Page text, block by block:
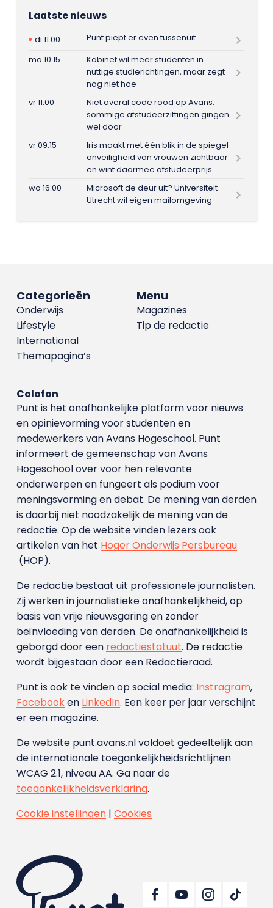
Laatste nieuws
di 11:00
Punt piept er even tussenuit
ma 10:15
Kabinet wil meer studenten in
nuttige studierichtingen, maar zegt
nog niet hoe
vr 11:00
Niet overal code rood op Avans:
sommige afstudeerzittingen gingen
wel door
vr 09:15
Iris maakt met één blik in de spiegel
onveiligheid van vrouwen zichtbaar
en wint daarmee afstudeerprijs
wo 16:00
Microsoft de deur uit? Universiteit
Utrecht wil eigen mailomgeving
Menu
Magazines
Tip de redactie
Categorieën
Onderwijs
Lifestyle
International
Themapagina’s
Colofon
Punt is het onafhankelijke platform voor nieuws
en opinievorming voor studenten en
medewerkers van Avans Hoge­school. Punt
informeert de gemeenschap van Avans
Hogeschool over voor hen relevante
onderwerpen en fungeert als podium voor
meningsvorming en debat. De mening van derden
is daarbij niet noodzakelijk de mening van de
redactie. Op de website vinden lezers ook
artikelen van het Hoger Onderwijs Persbureau
(HOP).
De redactie bestaat uit professionele journalisten.
Zij werken in journalistieke onafhankelijkheid, op
basis van vrije nieuwsgaring en zonder
beïnvloeding van derden. De onafhankelijkheid is
geborgd door een redactiestatuut. De redactie
wordt bijgestaan door een Redactieraad.
Punt is ook te vinden op social media: Instragram,
Facebooken LinkedIn. Een keer per jaar verschijnt
er een magazine.
De website punt.avans.nl voldoet gedeeltelijk aan
de internationale toegankelijkheidsrichtlijnen
WCAG 2.1, niveau AA. Ga naar de
toegankelijkheidsverklaring.
Cookie instellingen| Cookies